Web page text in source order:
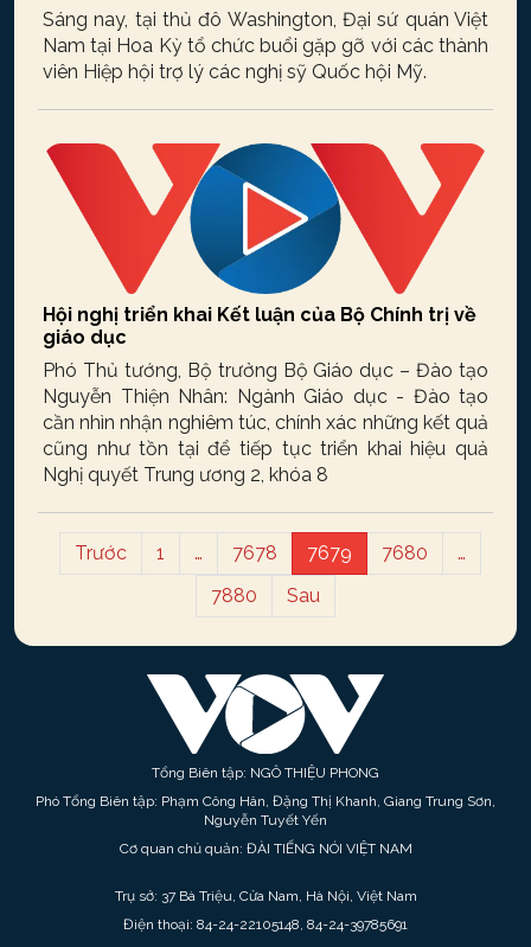
Sáng nay, tại thủ đô Washington, Đại sứ quán Việt
Nam tại Hoa Kỳ tổ chức buổi gặp gỡ với các thành
viên Hiệp hội trợ lý các nghị sỹ Quốc hội Mỹ.
Hội nghị triển khai Kết luận của Bộ Chính trị về
giáo dục
Phó Thủ tướng, Bộ trưởng Bộ Giáo dục – Đào tạo
Nguyễn Thiện Nhân: Ngành Giáo dục - Đào tạo
cần nhìn nhận nghiêm túc, chính xác những kết quả
cũng như tồn tại để tiếp tục triển khai hiệu quả
Nghị quyết Trung ương 2, khóa 8
Trước 1 … 7678 7679 7680
…
7880
Sau
Tổng Biên tập: NGÔ THIỆU PHONG
Phó Tổng Biên tập: Phạm Công Hân, Đặng Thị Khanh, Giang Trung Sơn,
Nguyễn Tuyết Yến
Cơ quan chủ quản: ĐÀI TIẾNG NÓI VIỆT NAM
Trụ sở: 37 Bà Triệu, Cửa Nam, Hà Nội, Việt Nam
Điện thoại: 84-24-22105148, 84-24-39785691